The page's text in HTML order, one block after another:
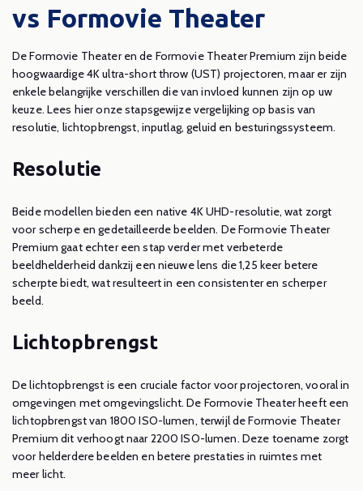
vs Formovie Theater
De Formovie Theater en de Formovie Theater Premium zijn beide
hoogwaardige 4K ultra-short throw (UST) projectoren, maar er zijn
enkele belangrijke verschillen die van invloed kunnen zijn op uw
keuze. Lees hier onze stapsgewijze vergelijking op basis van
resolutie, lichtopbrengst, inputlag, geluid en besturingssysteem.
Resolutie
Beide modellen bieden een native 4K UHD-resolutie, wat zorgt
voor scherpe en gedetailleerde beelden. De Formovie Theater
Premium gaat echter een stap verder met verbeterde
beeldhelderheid dankzij een nieuwe lens die 1,25 keer betere
scherpte biedt, wat resulteert in een consistenter en scherper
beeld.
Lichtopbrengst
De lichtopbrengst is een cruciale factor voor projectoren, vooral in
omgevingen met omgevingslicht. De Formovie Theater heeft een
lichtopbrengst van 1800 ISO-lumen, terwijl de Formovie Theater
Premium dit verhoogt naar 2200 ISO-lumen. Deze toename zorgt
voor helderdere beelden en betere prestaties in ruimtes met
meer licht.